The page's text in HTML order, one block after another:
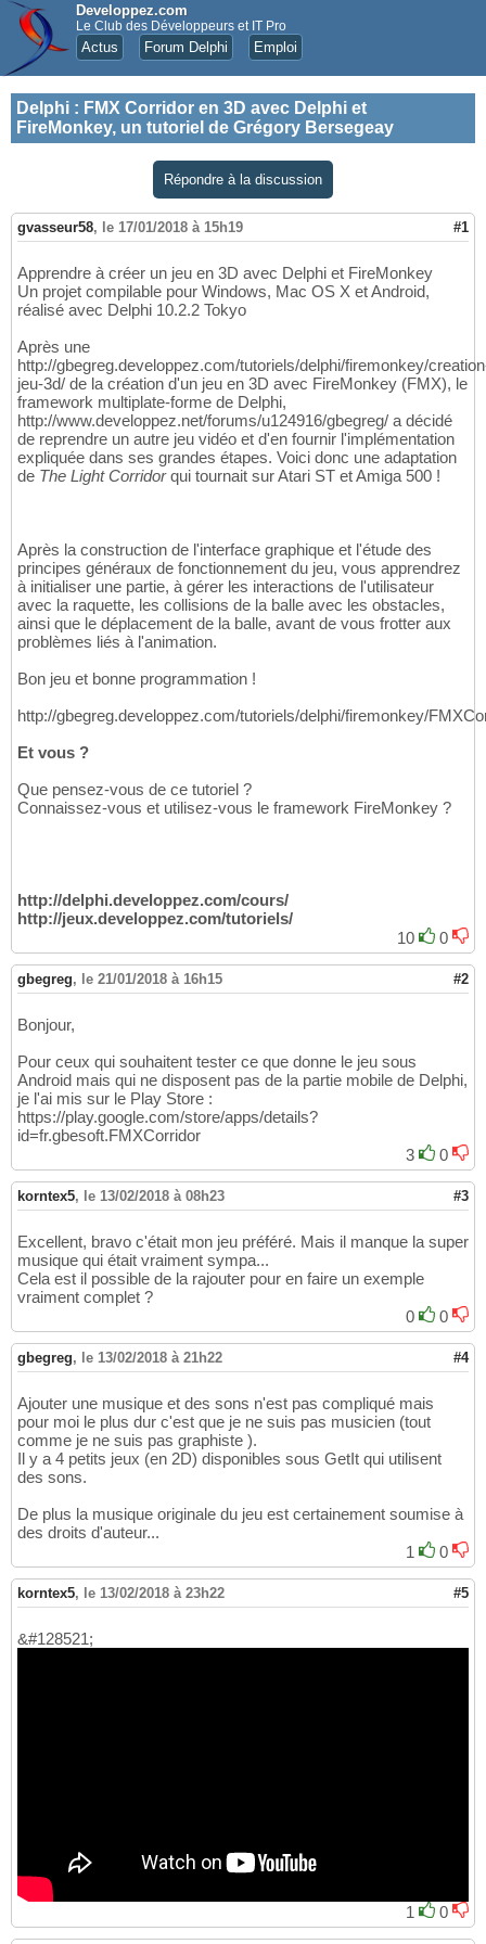
Developpez.com
Le Club des Développeurs et IT Pro
Actus Forum Delphi Emploi
Delphi : FMX Corridor en 3D avec Delphi et
FireMonkey, un tutoriel de Grégory Bersegeay
Répondre à la discussion
gvasseur58, le 17/01/2018 à 15h19 #1
Apprendre à créer un jeu en 3D avec Delphi et FireMonkey
Un projet compilable pour Windows, Mac OS X et Android,
réalisé avec Delphi 10.2.2 Tokyo
Après une
http://gbegreg.developpez.com/tutoriels/delphi/firemonkey/
jeu-3d/ de la création d'un jeu en 3D avec FireMonkey (FMX), le
framework multiplate-forme de Delphi,
http://www.developpez.net/forums/u124916/gbegreg/ a décidé
de reprendre un autre jeu vidéo et d'en fournir l'implémentation
expliquée dans ses grandes étapes. Voici donc une adaptation
de The Light Corridorqui tournait sur Atari ST et Amiga 500 !
Après la construction de l'interface graphique et l'étude des
principes généraux de fonctionnement du jeu, vous apprendrez
à initialiser une partie, à gérer les interactions de l'utilisateur
avec la raquette, les collisions de la balle avec les obstacles,
ainsi que le déplacement de la balle, avant de vous frotter aux
problèmes liés à l'animation.
Bon jeu et bonne programmation !
http://gbegreg.developpez.com/tutoriels/delphi/firemonkey/
Et vous ?
Que pensez-vous de ce tutoriel ?
Connaissez-vous et utilisez-vous le framework FireMonkey ?
http://delphi.developpez.com/cours/
http://jeux.developpez.com/tutoriels/
10
0
gbegreg, le 21/01/2018 à 16h15 #2
Bonjour,
Pour ceux qui souhaitent tester ce que donne le jeu sous
Android mais qui ne disposent pas de la partie mobile de Delphi,
je l'ai mis sur le Play Store :
https://play.google.com/store/apps/details?
id=fr.gbesoft.FMXCorridor
3
0
korntex5, le 13/02/2018 à 08h23 #3
Excellent, bravo c'était mon jeu préféré. Mais il manque la super
musique qui était vraiment sympa...
Cela est il possible de la rajouter pour en faire un exemple
vraiment complet ?
0
0
gbegreg, le 13/02/2018 à 21h22 #4
Ajouter une musique et des sons n'est pas compliqué mais
pour moi le plus dur c'est que je ne suis pas musicien (tout
comme je ne suis pas graphiste ).
Il y a 4 petits jeux (en 2D) disponibles sous GetIt qui utilisent
des sons.
De plus la musique originale du jeu est certainement soumise à
des droits d'auteur...
1
0
korntex5, le 13/02/2018 à 23h22 #5
&#128521;
1 0